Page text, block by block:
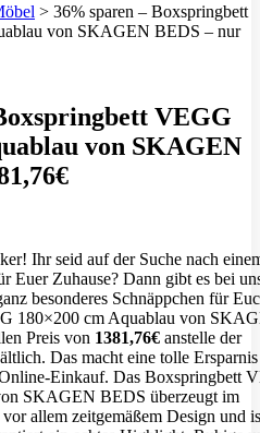
> 36% sparen – Boxspringbett
von SKAGEN BEDS – nur
VEGG
von SKAGEN
Ihr seid auf der Suche nach
Euer Zuhause? Dann gibt es bei
besonderes Schnäppchen für
180×200 cm Aquablau von
Preis von 1381,76€ anstelle der
Das macht eine tolle
Einkauf. Das Boxspringbett
SKAGEN BEDS überzeugt im
allem zeitgemäßem Design und